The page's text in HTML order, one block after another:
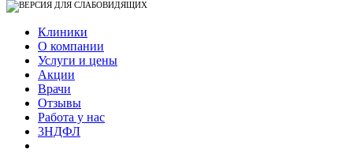
Клиники
О компании
Услуги и цены
Акции
Врачи
Отзывы
Работа у нас
3НДФЛ